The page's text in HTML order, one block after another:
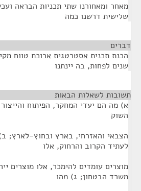
מאחר ומאחורנו שתי תכניות הבראה
שלישית דרשנו כמה
דברים
שנים לפחות, בה יינתנו
תשובות לשאלות הבאות
א) מה הם יעדי המחקר, הפיתוח
השוק
הצבאי והאזרחי, בארץ ובחוץ-לארץ;
לעתיד הקרוב והרחוק, אלו
מוצרים עומדים להימכר, אלו מוצרים
משרד הבטחון; ג) מהו